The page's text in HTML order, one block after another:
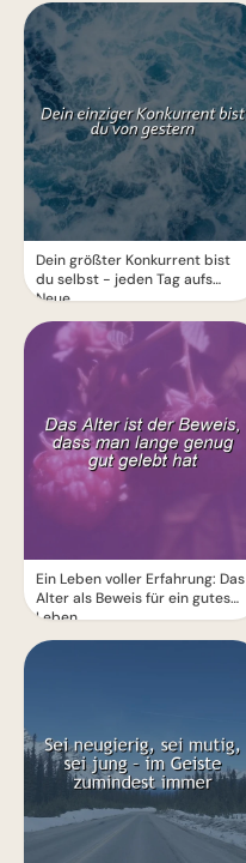
Dein größter Konkurrent bist
du selbst - jeden Tag aufs
Neue
Ein Leben voller Erfahrung: Das
Alter als Beweis für ein gutes
Leben